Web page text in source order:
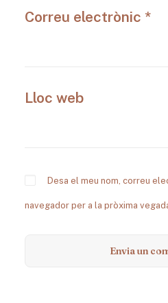
Correu electrònic *
Lloc web
Desa el meu nom, correu
navegador per a la pròxima